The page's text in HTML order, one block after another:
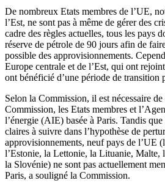
De nombreux Etats membres de l’UE,
l’Est, ne sont pas à même de gérer des
cadre des règles actuelles, tous les pays
réserve de pétrole de 90 jours afin de
possible des approvisionnements.
Europe centrale et de l’Est, qui ont
ont bénéficié d’une période de transition
Selon la Commission, il est nécessaire
Commission, les Etats membres et
l’énergie (AIE) basée à Paris. Tandis
claires à suivre dans l’hypothèse de
approvisionnements, neuf pays de l’UE
l’Estonie, la Lettonie, la Lituanie, Malte,
la Slovénie) ne sont pas actuellement
Paris, a souligné la Commission.